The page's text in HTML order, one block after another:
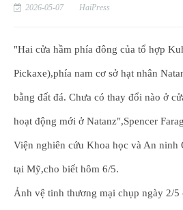
2026-05-07 HaiPress
"Hai cửa hầm phía đông của tổ hợp
Pickaxe),phía nam cơ sở hạt nhân
bằng đất đá. Chưa có thay đổi nào ở
hoạt động mới ở Natanz",Spencer
Viện nghiên cứu Khoa học và An ninh
tại Mỹ,cho biết hôm 6/5.
Ảnh vệ tinh thương mại chụp ngày 2/